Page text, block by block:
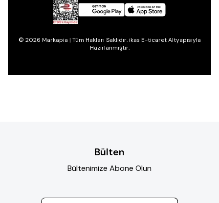
© 2026 Markapia | Tüm Hakları Saklıdır. ikas E-ticaret Altyapısıyla
Hazırlanmıştır.
Bülten
Bültenimize Abone Olun